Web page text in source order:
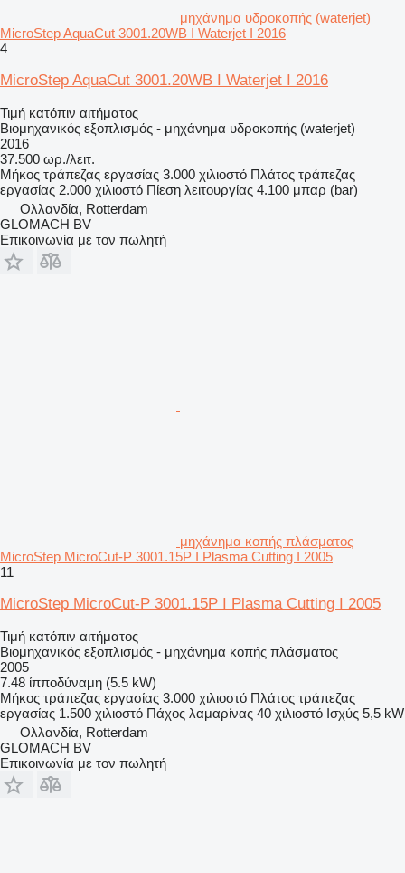
μηχάνημα υδροκοπής (waterjet)
MicroStep AquaCut 3001.20WB I Waterjet I 2016
4
MicroStep AquaCut 3001.20WB I Waterjet I 2016
Τιμή κατόπιν αιτήματος
Βιομηχανικός εξοπλισμός - μηχάνημα υδροκοπής (waterjet)
2016
37.500 ωρ./λειτ.
Μήκος τράπεζας εργασίας 3.000 χιλιοστό Πλάτος τράπεζας
εργασίας 2.000 χιλιοστό Πίεση λειτουργίας 4.100 μπαρ (bar)
Ολλανδία, Rotterdam
GLOMACH BV
Επικοινωνία με τον πωλητή
μηχάνημα κοπής πλάσματος
MicroStep MicroCut-P 3001.15P I Plasma Cutting I 2005
11
MicroStep MicroCut-P 3001.15P I Plasma Cutting I 2005
Τιμή κατόπιν αιτήματος
Βιομηχανικός εξοπλισμός - μηχάνημα κοπής πλάσματος
2005
7.48 ίπποδύναμη (5.5 kW)
Μήκος τράπεζας εργασίας 3.000 χιλιοστό Πλάτος τράπεζας
εργασίας 1.500 χιλιοστό Πάχος λαμαρίνας 40 χιλιοστό Ισχύς 5,5 kW
Ολλανδία, Rotterdam
GLOMACH BV
Επικοινωνία με τον πωλητή